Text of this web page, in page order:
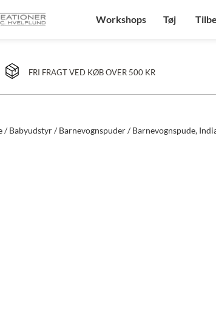
Workshops Tøj
FRI FRAGT VED KØB OVER 500 KR
/ Babyudstyr/ Barnevognspuder/ Barnevognspude,